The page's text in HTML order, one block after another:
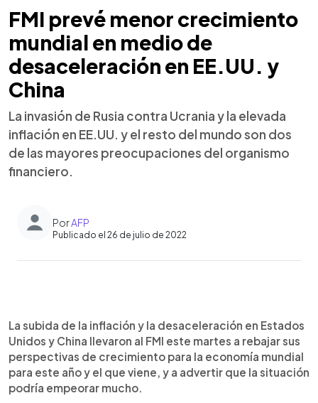
FMI prevé menor crecimiento
mundial en medio de
desaceleración en EE.UU. y
China
La invasión de Rusia contra Ucrania y la elevada
inflación en EE.UU. y el resto del mundo son dos
de las mayores preocupaciones del organismo
financiero.
PorAFP
Publicado el 26 de julio de 2022
► Escuchar artículo
La subida de la inflación y la desaceleración en Estados
Unidos y China llevaron al FMI este martes a rebajar sus
perspectivas de crecimiento para la economía mundial
para este año y el que viene, y a advertir que la situación
podría empeorar mucho.